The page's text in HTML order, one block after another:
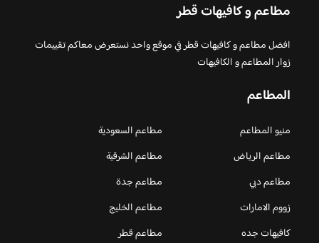
مطاعم و كافيهات قطر
افضل مطاعم و كافيهات قطر في موقع واحد نستعرض معاكم تقييمات
زوار المطاعم و الكافيهات
المطاعم
منيو المطاعم
مطاعم السعودية
مطاعم الرياض
مطاعم الشرقية
مطاعم دبي
مطاعم جدة
زووم الامارات
مطاعم الخليج
كافيهات جده
مطاعم قطر